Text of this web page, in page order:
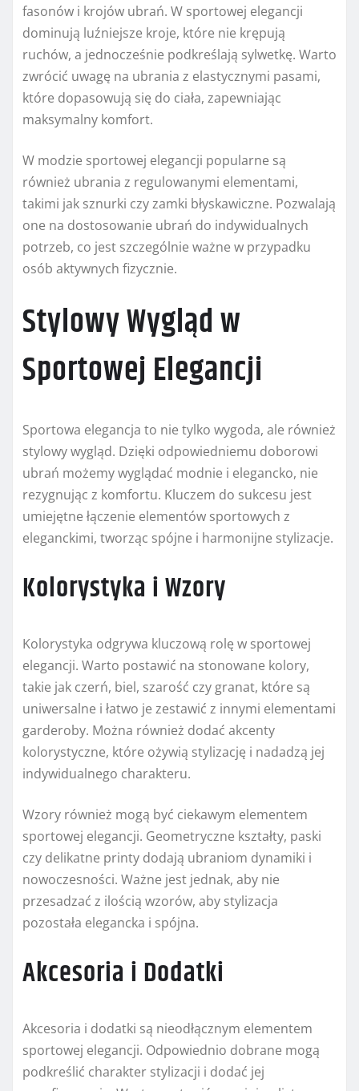
fasonów i krojów ubrań. W sportowej elegancji
dominują luźniejsze kroje, które nie krępują
ruchów, a jednocześnie podkreślają sylwetkę. Warto
zwrócić uwagę na ubrania z elastycznymi pasami,
które dopasowują się do ciała, zapewniając
maksymalny komfort.
W modzie sportowej elegancji popularne są
również ubrania z regulowanymi elementami,
takimi jak sznurki czy zamki błyskawiczne. Pozwalają
one na dostosowanie ubrań do indywidualnych
potrzeb, co jest szczególnie ważne w przypadku
osób aktywnych fizycznie.
Stylowy Wygląd w
Sportowej Elegancji
Sportowa elegancja to nie tylko wygoda, ale również
stylowy wygląd. Dzięki odpowiedniemu doborowi
ubrań możemy wyglądać modnie i elegancko, nie
rezygnując z komfortu. Kluczem do sukcesu jest
umiejętne łączenie elementów sportowych z
eleganckimi, tworząc spójne i harmonijne stylizacje.
Kolorystyka i Wzory
Kolorystyka odgrywa kluczową rolę w sportowej
elegancji. Warto postawić na stonowane kolory,
takie jak czerń, biel, szarość czy granat, które są
uniwersalne i łatwo je zestawić z innymi elementami
garderoby. Można również dodać akcenty
kolorystyczne, które ożywią stylizację i nadadzą jej
indywidualnego charakteru.
Wzory również mogą być ciekawym elementem
sportowej elegancji. Geometryczne kształty, paski
czy delikatne printy dodają ubraniom dynamiki i
nowoczesności. Ważne jest jednak, aby nie
przesadzać z ilością wzorów, aby stylizacja
pozostała elegancka i spójna.
Akcesoria i Dodatki
Akcesoria i dodatki są nieodłącznym elementem
sportowej elegancji. Odpowiednio dobrane mogą
podkreślić charakter stylizacji i dodać jej